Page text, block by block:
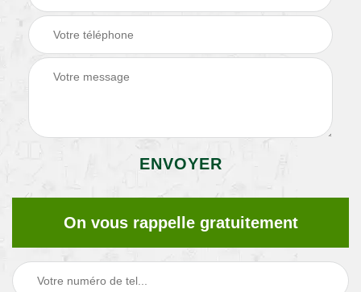
On vous rappelle gratuitement